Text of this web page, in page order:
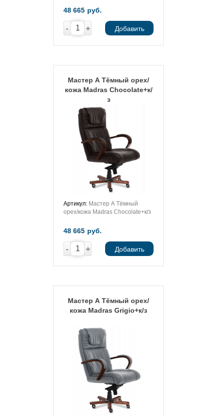
48 665 руб.
- + Добавить
Мастер А Тёмный орех/
кожа Madras Chocolate+к/
з
Артикул: Мастер А Тёмный
орех/кожа Madras Chocolate+к/з
48 665 руб.
- + Добавить
Мастер А Тёмный орех/
кожа Madras Grigio+к/з